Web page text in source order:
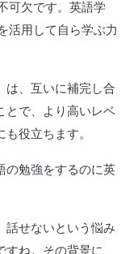
可欠です。英語学
活用して自ら学ぶ力
は、互いに補完し合
とで、より高いレベ
役立ちます。
の勉強をするのに英
話せないという悩み
すね。その背景に